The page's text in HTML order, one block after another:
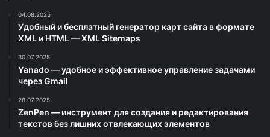
04.08.2025
Удобный и бесплатный генератор карт сайта в формате
XML и HTML — XML Sitemaps
30.07.2025
Yanado — удобное и эффективное управление задачами
через Gmail
28.07.2025
ZenPen — инструмент для создания и редактирования
текстов без лишних отвлекающих элементов